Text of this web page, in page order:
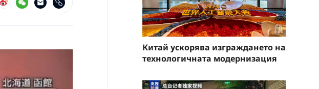
Китай ускорява изграждането на
технологичната модернизация